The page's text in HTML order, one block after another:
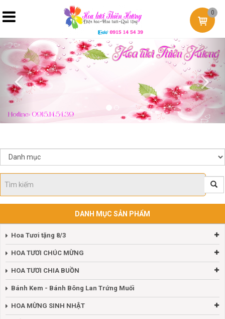
0
Previous
DANH MỤC SẢN PHẨM
Hoa Tươi tặng 8/3
HOA TƯƠI CHÚC MỪNG
HOA TƯƠI CHIA BUỒN
Bánh Kem - Bánh Bông Lan Trứng Muối
HOA MỪNG SINH NHẬT